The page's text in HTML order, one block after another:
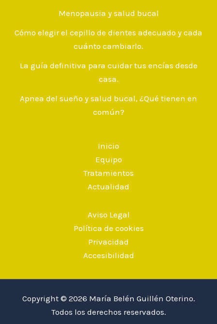
Menopausia y salud bucal
Cómo elegir el cepillo de dientes adecuado y cada
cuánto cambiarlo.
La guía definitiva para cuidar tus encías desde
casa.
Apnea del sueño y salud bucal, ¿Qué tienen en
común?
Inicio
Equipo
Tratamientos
Actualidad
Aviso Legal
Política de cookies
Privacidad
Accesibilidad
Copyright © 2026 María Belén Guillén Oterino.
Todos los derechos reservados.